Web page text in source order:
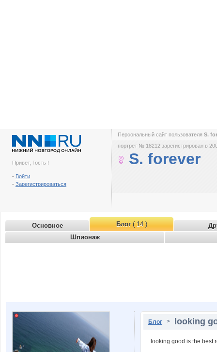
Привет, Гость !
- Войти
- Зарегистрироваться
Персональный сайт пользователя S.
портрет № 18212 зарегистрирован в
S. forever
Основное Блог( 14 )
Шпионаж
Блог > looking
looking good is the best